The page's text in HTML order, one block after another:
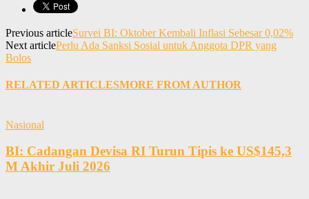
Previous articleSurvei BI: Oktober Kembali Inflasi Sebesar 0,02%
Next articlePerlu Ada Sanksi Sosial untuk Anggota DPR yang
Bolos
RELATED ARTICLESMORE FROM AUTHOR
Nasional
BI: Cadangan Devisa RI Turun Tipis ke US$145,3
M Akhir Juli 2026